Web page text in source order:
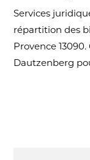
Services
répartition des
Provence
Dautzenberg